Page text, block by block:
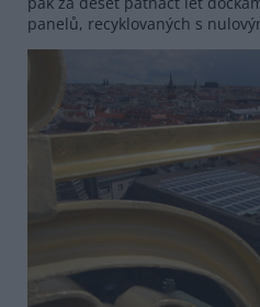
panelů, recyklovaných s